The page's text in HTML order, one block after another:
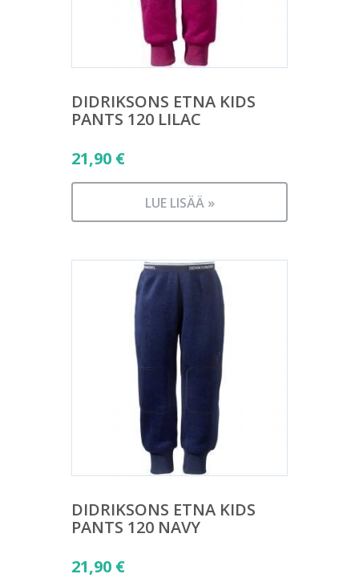
DIDRIKSONS ETNA KIDS
PANTS 120 LILAC
21,90 €
LUE LISÄÄ »
DIDRIKSONS ETNA KIDS
PANTS 120 NAVY
21,90 €